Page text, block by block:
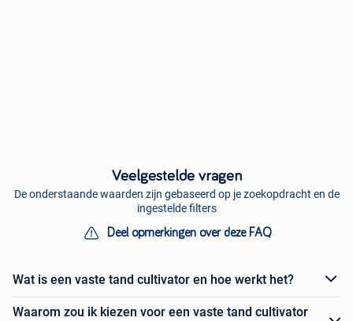
Veelgestelde vragen
De onderstaande waarden zijn gebaseerd op je zoekopdracht en de
ingestelde filters
Deel opmerkingen over deze FAQ
Wat is een vaste tand cultivator en hoe werkt het?
Waarom zou ik kiezen voor een vaste tand cultivator